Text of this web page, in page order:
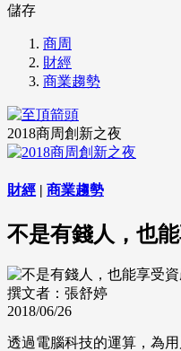
儲存
商周
財經
商業趨勢
2018商周創新之夜
財經 | 商業趨勢
不是有錢人，也
撰文者：張舒婷
2018/06/26
透過電腦科技的運算，為